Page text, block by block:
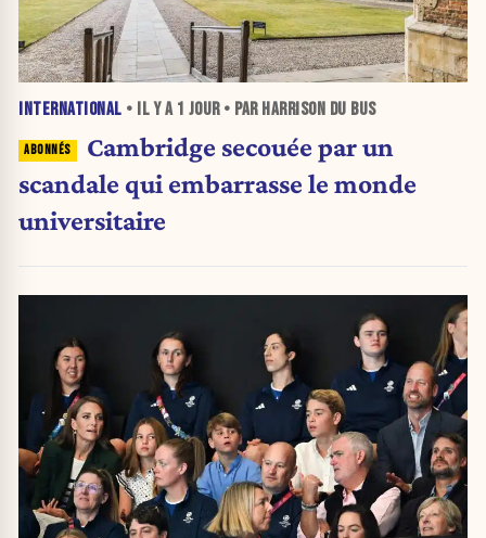
INTERNATIONAL • IL Y A 1 JOUR• PAR HARRISON DU BUS
Cambridge secouée par un
scandale qui embarrasse le monde
universitaire